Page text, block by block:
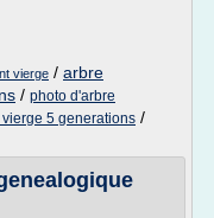
vierge / arbre
/ photo d'arbre
5 generations /